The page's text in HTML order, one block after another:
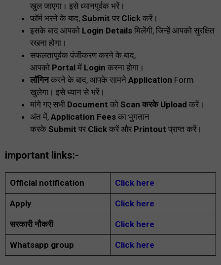
खुल जाएगा। इसे ध्यानपूर्वक भरें।
फॉर्म भरने के बाद, Submit पर Click करें।
इसके बाद आपको Login Details मिलेंगी, जिन्हें आपको सुरक्षित
रखना होगा।
सफलतापूर्वक पंजीकरण करने के बाद,
आपको Portal में Login करना होगा।
लॉगिनकरने के बाद, आपके सामने Application Form
खुलेगा। इसे ध्यान से भरें।
मांगे गए सभी Document को Scan करके Upload करें।
अंत में, Application Fees का भुगतान
करके Submit पर Click करें और Printout प्राप्त करें।
important links:-
Official notification Click here
Apply Click here
सरकारी नौकरी Click here
Whatsapp group Click here